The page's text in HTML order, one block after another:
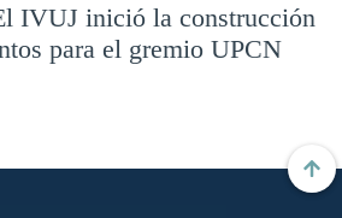
IVUJ inició la construcción
para el gremio UPCN